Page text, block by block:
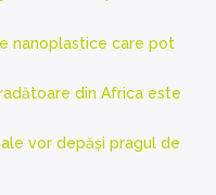
nanoplastice care pot
din Africa este
vor depăși pragul de